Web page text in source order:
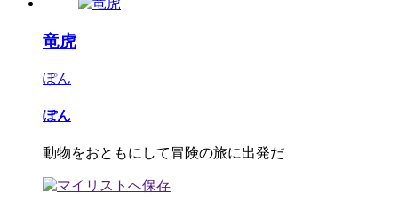
竜虎
ぽん
ぽん
動物をおともにして冒険の旅に出発だ